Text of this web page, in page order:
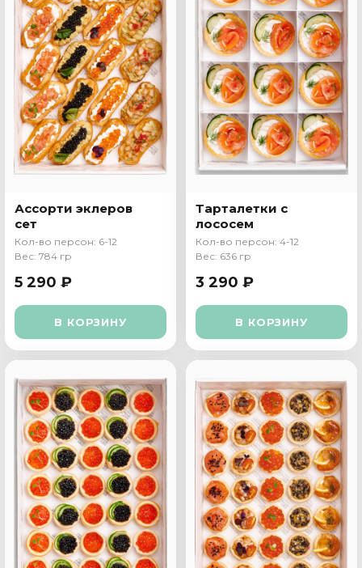
Ассорти эклеров
сет
Кол-во персон: 6-12
Вес: 784 гр
5 290 ₽
В КОРЗИНУ
Тарталетки с
лососем
Кол-во персон: 4-12
Вес: 636 гр
3 290 ₽
В КОРЗИНУ